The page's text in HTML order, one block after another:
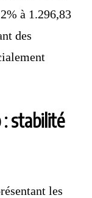
à 1.296,83
des
: stabilité
les